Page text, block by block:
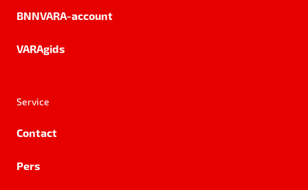
BNNVARA-account
VARAgids
Service
Contact
Pers